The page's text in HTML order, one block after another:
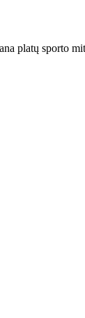
platų sporto